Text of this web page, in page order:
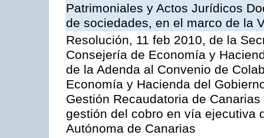
Patrimoniales y Actos Jurídicos
de sociedades, en el marco de la
Resolución, 11 feb 2010, de la
Consejería de Economía y
de la Adenda al Convenio de
Economía y Hacienda del
Gestión Recaudatoria de
gestión del cobro en vía ejecutiva
Autónoma de Canarias